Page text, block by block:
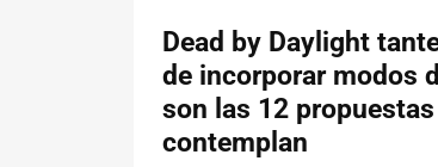
Dead by Daylight
de incorporar modos
son las 12
contemplan